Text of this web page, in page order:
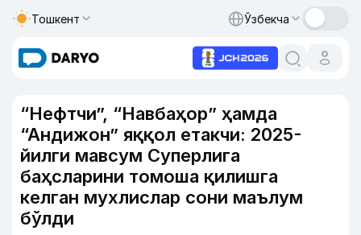
Тошкент Ўзбекча
“Нефтчи”, “Навбаҳор” ҳамда
“Андижон” яққол етакчи: 2025-
йилги мавсум Суперлига
баҳсларини томоша қилишга
келган мухлислар сони маълум
бўлди